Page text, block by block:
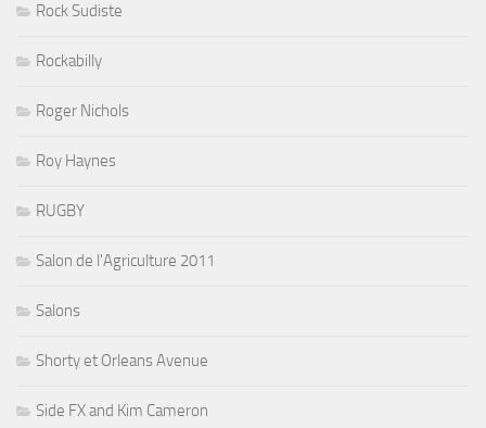
Rock Sudiste
Rockabilly
Roger Nichols
Roy Haynes
RUGBY
Salon de l'Agriculture 2011
Salons
Shorty et Orleans Avenue
Side FX and Kim Cameron